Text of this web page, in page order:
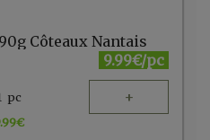
Côteaux Nantais
9.99€/pc
pc +
€